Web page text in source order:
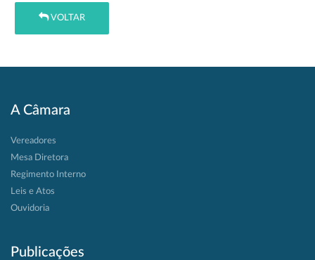
VOLTAR
A Câmara
Vereadores
Mesa Diretora
Regimento Interno
Leis e Atos
Ouvidoria
Publicações